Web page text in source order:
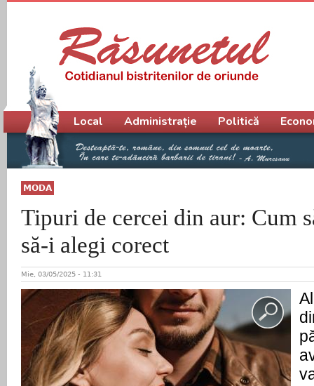
MODA
Tipuri de cercei din aur: Cum
să-i alegi corect
Mie, 03/05/2025 - 11:31
Meniu principal
Local Administrație Politică